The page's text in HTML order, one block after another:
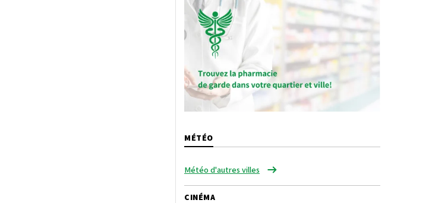
MÉTÉO
Météo d'autres villes
CINÉMA